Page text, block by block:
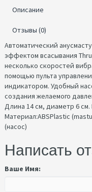
Описание
Отзывы (0)
Автоматический
эффектом всасывания
несколько скоростей
помощью пульта
индикатором. Удобный
создания желаемого
Длина 14 см, диаметр 6
Материал:ABSPlastic
(насос)
Написать
Ваше Имя: